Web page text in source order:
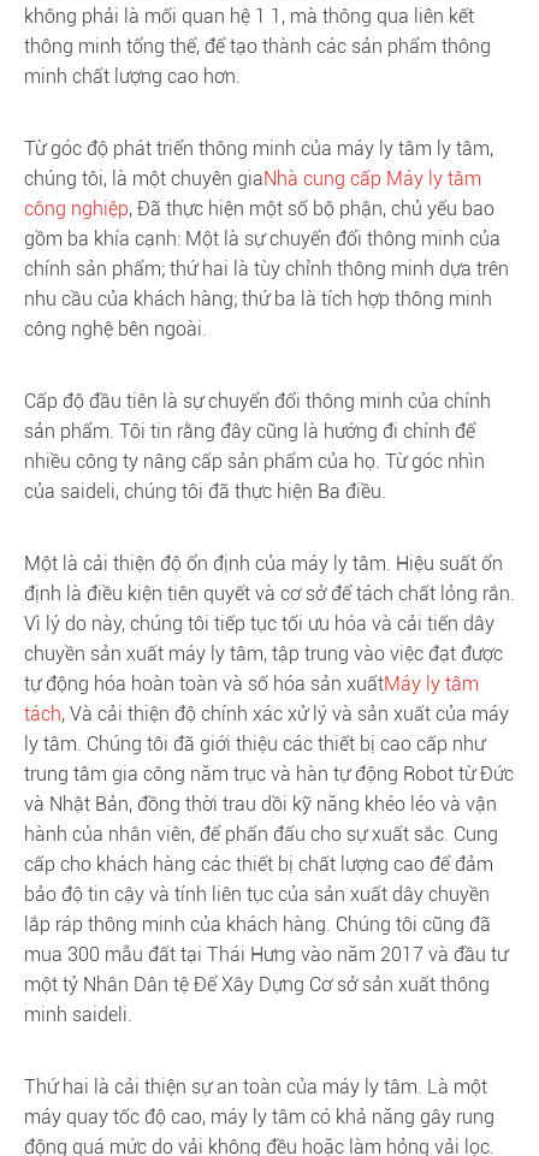
không phải là mối quan hệ 1 1, mà thông qua liên kết
thông minh tổng thể, để tạo thành các sản phẩm thông
minh chất lượng cao hơn.
Từ góc độ phát triển thông minh của máy ly tâm ly tâm,
chúng tôi, là một chuyên giaNhà cung cấp Máy ly tâm
công nghiệp, Đã thực hiện một số bộ phận, chủ yếu bao
gồm ba khía cạnh: Một là sự chuyển đổi thông minh của
chính sản phẩm; thứ hai là tùy chỉnh thông minh dựa trên
nhu cầu của khách hàng; thứ ba là tích hợp thông minh
công nghệ bên ngoài.
Cấp độ đầu tiên là sự chuyển đổi thông minh của chính
sản phẩm. Tôi tin rằng đây cũng là hướng đi chính để
nhiều công ty nâng cấp sản phẩm của họ. Từ góc nhìn
của saideli, chúng tôi đã thực hiện Ba điều.
Một là cải thiện độ ổn định của máy ly tâm. Hiệu suất ổn
định là điều kiện tiên quyết và cơ sở để tách chất lỏng rắn.
Vì lý do này, chúng tôi tiếp tục tối ưu hóa và cải tiến dây
chuyền sản xuất máy ly tâm, tập trung vào việc đạt được
tự động hóa hoàn toàn và số hóa sản xuấtMáy ly tâm
tách, Và cải thiện độ chính xác xử lý và sản xuất của máy
ly tâm. Chúng tôi đã giới thiệu các thiết bị cao cấp như
trung tâm gia công năm trục và hàn tự động Robot từ Đức
và Nhật Bản, đồng thời trau dồi kỹ năng khéo léo và vận
hành của nhân viên, để phấn đấu cho sự xuất sắc. Cung
cấp cho khách hàng các thiết bị chất lượng cao để đảm
bảo độ tin cậy và tính liên tục của sản xuất dây chuyền
lắp ráp thông minh của khách hàng. Chúng tôi cũng đã
mua 300 mẫu đất tại Thái Hưng vào năm 2017 và đầu tư
một tỷ Nhân Dân tệ Để Xây Dựng Cơ sở sản xuất thông
minh saideli.
Thứ hai là cải thiện sự an toàn của máy ly tâm. Là một
máy quay tốc độ cao, máy ly tâm có khả năng gây rung
động quá mức do vải không đều hoặc làm hỏng vải lọc.